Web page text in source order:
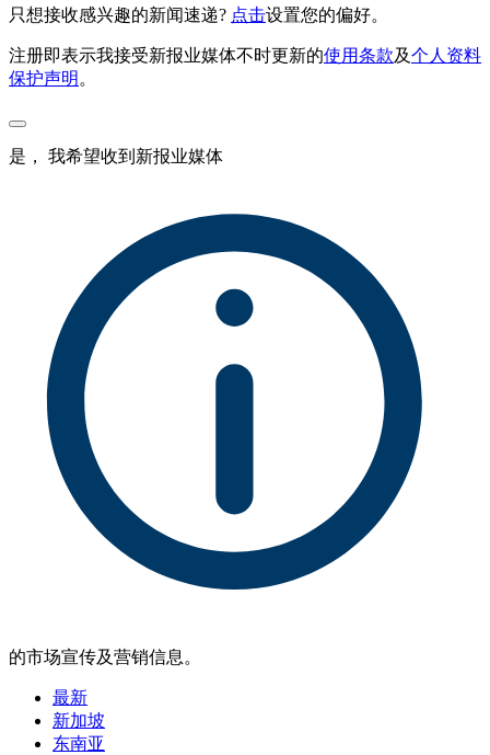
只想接收感兴趣的新闻速递? 点击设置您的偏好。
注册即表示我接受新报业媒体不时更新的使用条款及个人资料
保护声明 。
是， 我希望收到新报业媒体
的市场宣传及营销信息。
最新
新加坡
东南亚